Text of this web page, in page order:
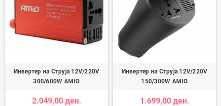
Инвертер на Струја 12V/220V
300/600W AMIO
2.049,00 ден.
Инвертер на Струја 12V/220V
150/300W AMIO
1.699,00 ден.